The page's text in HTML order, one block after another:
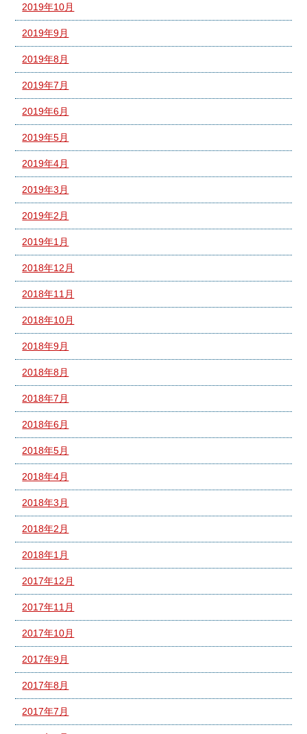
2019年10月
2019年9月
2019年8月
2019年7月
2019年6月
2019年5月
2019年4月
2019年3月
2019年2月
2019年1月
2018年12月
2018年11月
2018年10月
2018年9月
2018年8月
2018年7月
2018年6月
2018年5月
2018年4月
2018年3月
2018年2月
2018年1月
2017年12月
2017年11月
2017年10月
2017年9月
2017年8月
2017年7月